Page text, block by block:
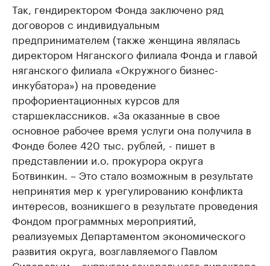
Так, гендиректором Фонда заключено ряд
договоров с индивидуальным
предпринимателем (также женщина являлась
директором Няганского филиала Фонда и главой
няганского филиала «Окружного бизнес-
инкубатора») на проведение
профориентационных курсов для
старшеклассников. «За оказанные в свое
основное рабочее время услуги она получила в
Фонде более 420 тыс. рублей, - пишет в
представлении и.о. прокурора округа
Ботвинкин. – Это стало возможным в результате
непринятия мер к урегулированию конфликта
интересов, возникшего в результате проведения
Фондом программных мероприятий,
реализуемых Департаментом экономического
развития округа, возглавляемого Павлом